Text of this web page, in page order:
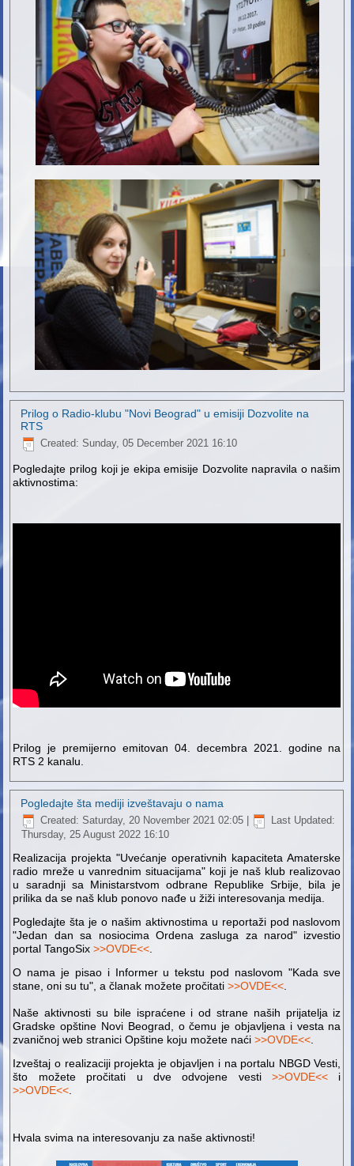
Prilog o Radio-klubu "Novi Beograd" u emisiji Dozvolite na
RTS
Created: Sunday, 05 December 2021 16:10
Pogledajte prilog koji je ekipa emisije Dozvolite napravila o našim
aktivnostima:
Prilog je premijerno emitovan 04. decembra 2021. godine na
RTS 2 kanalu.
Pogledajte šta mediji izveštavaju o nama
Created: Saturday, 20 November 2021 02:05
Last Updated:
Thursday, 25 August 2022 16:10
Realizacija projekta "Uvećanje operativnih kapaciteta Amaterske
radio mreže u vanrednim situacijama" koji je naš klub realizovao
u saradnji sa Ministarstvom odbrane Republike Srbije, bila je
prilika da se naš klub ponovo nađe u žiži interesovanja medija.
Pogledajte šta je o našim aktivnostima u reportaži pod naslovom
"Jedan dan sa nosiocima Ordena zasluga za narod" izvestio
portal TangoSix>>OVDE<<
O nama je pisao i Informer u tekstu pod naslovom "Kada sve
stane, oni su tu", a članak možete pročitati>>OVDE<<
Naše aktivnosti su bile ispraćene i od strane naših prijatelja iz
Gradske opštine Novi Beograd, o čemu je objavljena i vesta na
zvaničnoj web stranici Opštine koju možete naći>>OVDE<<
Izveštaj o realizaciji projekta je objavljen i na portalu NBGD Vesti,
što možete pročitati u dve odvojene vesti>>OVDE<< i
>>OVDE<<
Hvala svima na interesovanju za naše aktivnosti!